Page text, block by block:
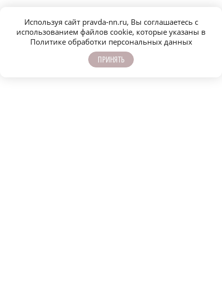
Евгений Семенов
руководитель Нижегородского филиала Фонда
развития гражданского общества
«Процесс развивается системно и логично»
Используя сайт pravda-nn.ru, Вы соглашаетесь с
использованием файлов cookie, которые указаны в
Политике обработки персональных данных
ПРИНЯТЬ